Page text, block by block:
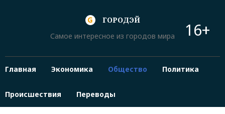
ГОРОДЭЙ
Самое интересное из городов мира
16+
Главная Экономика Общество Политика
Происшествия Переводы